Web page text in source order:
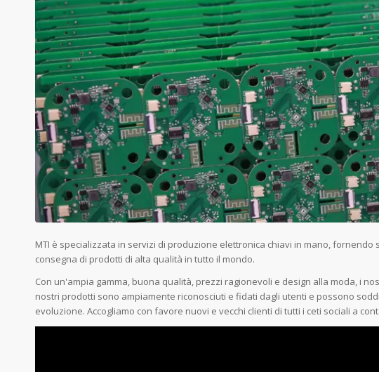
MTI è specializzata in servizi di produzione elettronica chiavi in mano,
consegna di prodotti di alta qualità in tutto il mondo.
Con un'ampia gamma, buona qualità, prezzi ragionevoli e design alla moda, i
nostri prodotti sono ampiamente riconosciuti e fidati dagli utenti e possono
evoluzione. Accogliamo con favore nuovi e vecchi clienti di tutti i ceti sociali a